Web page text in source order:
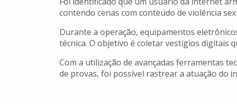
contendo cenas com conteúdo de violência
Durante a operação, equipamentos
técnica. O objetivo é coletar vestígios digitais
Com a utilização de avançadas ferramentas
de provas, foi possível rastrear a atuação do